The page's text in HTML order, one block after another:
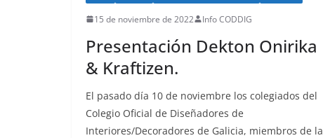
15 de noviembre de 2022 Info CODDIG
Presentación Dekton Onirika
& Kraftizen.
El pasado día 10 de noviembre los colegiados del
Colegio Oficial de Diseñadores de
Interiores/Decoradores de Galicia, miembros de la